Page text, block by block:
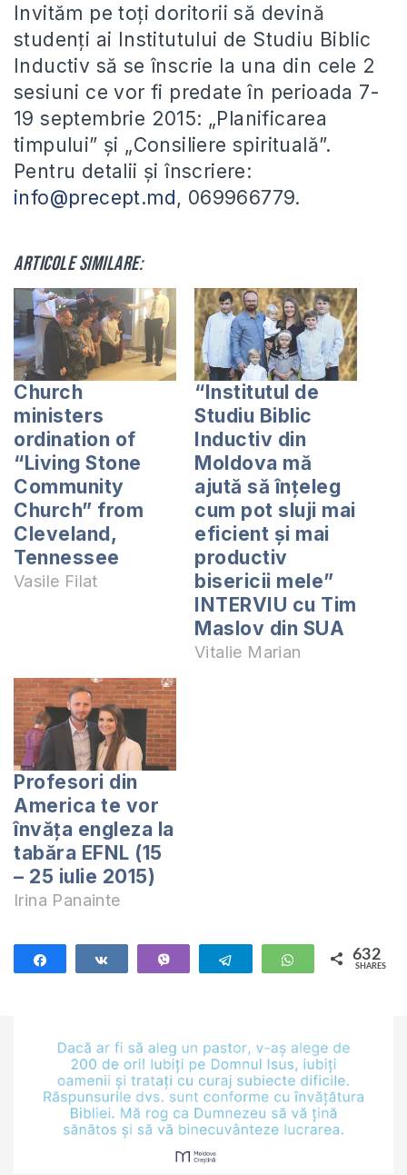
Invităm pe toți doritorii să devină
studenți ai Institutului de Studiu Biblic
Inductiv să se înscrie la una din cele 2
sesiuni ce vor fi predate în perioada 7-
19 septembrie 2015: „Planificarea
timpului” și „Consiliere spirituală”.
Pentru detalii și înscriere:
info@precept.md, 069966779.
Articole similare:
Church
ministers
ordination of
“Living Stone
Community
Church” from
Cleveland,
Tennessee
Vasile Filat
“Institutul de
Studiu Biblic
Inductiv din
Moldova mă
ajută să înțeleg
cum pot sluji mai
eficient și mai
productiv
bisericii mele”
INTERVIU cu Tim
Maslov din SUA
Vitalie Marian
Profesori din
America te vor
învăța engleza la
tabăra EFNL (15
– 25 iulie 2015)
Irina Panainte
Telegram WhatsApp
632
SHARES